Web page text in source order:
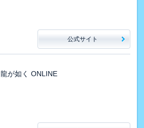
公式サイト
龍が如く ONLINE